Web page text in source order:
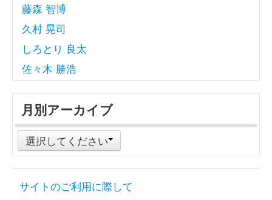
藤森 智博
久村 晃司
しろとり 良太
佐々木 勝浩
月別アーカイブ
選択してください
サイトのご利用に際して